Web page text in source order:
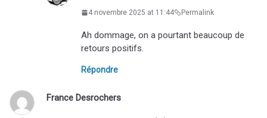
4 novembre 2025 at 11:44 Permalink
Ah dommage, on a pourtant beaucoup de
retours positifs.
Répondre
France Desrochers